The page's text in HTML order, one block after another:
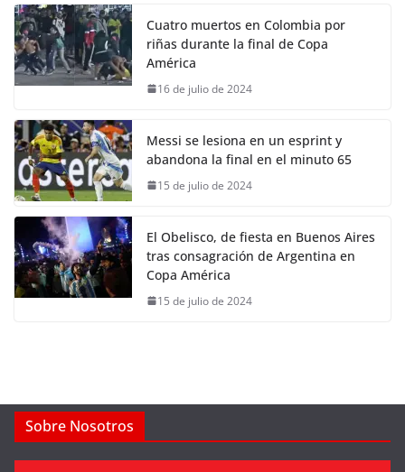
Cuatro muertos en Colombia por
riñas durante la final de Copa
América
16 de julio de 2024
Messi se lesiona en un esprint y
abandona la final en el minuto 65
15 de julio de 2024
El Obelisco, de fiesta en Buenos Aires
tras consagración de Argentina en
Copa América
15 de julio de 2024
Sobre Nosotros